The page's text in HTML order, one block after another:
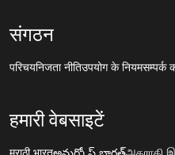
संगठन
परिचयनिजता नीतिउपयोग के नियमसम्पर्क
हमारी वेबसाइटें